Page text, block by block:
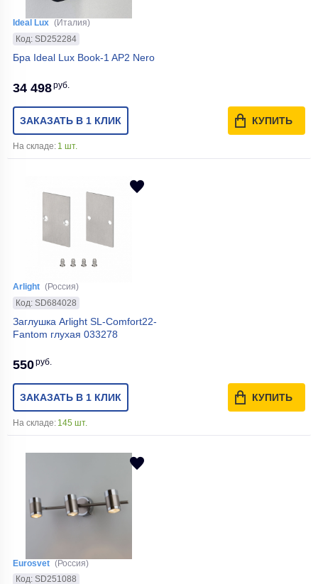
Ideal Lux (Италия)
Код: SD252284
Бра Ideal Lux Book-1 AP2 Nero
34 498руб.
ЗАКАЗАТЬ В 1 КЛИК КУПИТЬ
На складе: 1 шт.
Arlight (Россия)
Код: SD684028
Заглушка Arlight SL-Comfort22-
Fantom глухая 033278
550руб.
ЗАКАЗАТЬ В 1 КЛИК КУПИТЬ
На складе: 145 шт.
Eurosvet (Россия)
Код: SD251088